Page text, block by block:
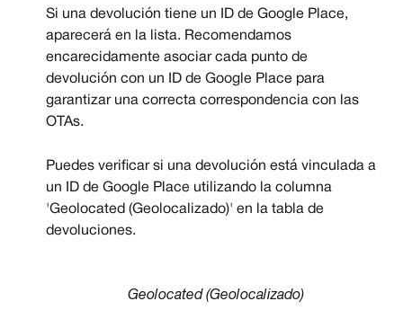
Si una devolución tiene un ID de Google Place,
aparecerá en la lista. Recomendamos
encarecidamente asociar cada punto de
devolución con un ID de Google Place para
garantizar una correcta correspondencia con las
OTAs.
Puedes verificar si una devolución está vinculada a
un ID de Google Place utilizando la columna
'Geolocated (Geolocalizado)' en la tabla de
devoluciones.
Geolocated (Geolocalizado)